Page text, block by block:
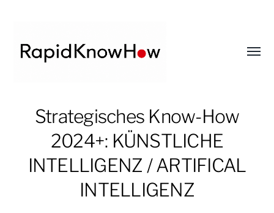
RapidKnowHow
DECISION
MASTER
Strategisches Know-How
2024+: KÜNSTLICHE
INTELLIGENZ / ARTIFICAL
INTELLIGENZ